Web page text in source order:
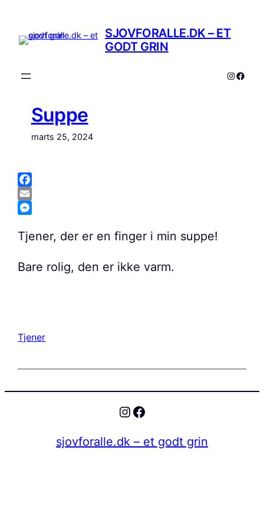
indhold
SJOVFORALLE.DK – ET
GODT GRIN
Suppe
marts 25, 2024
Facebook
Email
Tjener, der er en finger i min suppe!
Bare rolig, den er ikke varm.
Tjener
Instagram
Facebook
sjovforalle.dk – et godt grin